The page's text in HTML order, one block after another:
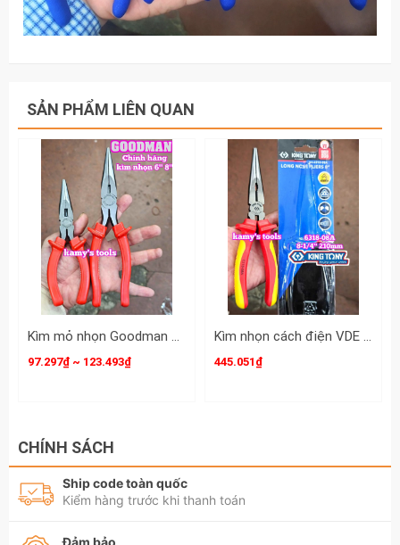
SẢN PHẨM LIÊN QUAN
Kìm mỏ nhọn Goodman 6 inch 8 inch chính hãng 95-106 95-108
97.297₫ ~ 123.493₫
Kìm nhọn cách điện VDE 1000V 8-1/4 inch 210mm Kingtony 6318-08A
445.051₫
CHÍNH SÁCH
Ship code toàn quốc
Kiểm hàng trước khi thanh toán
Đảm bảo